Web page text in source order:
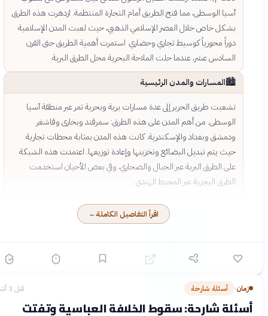
آسيا الوسطى، مما فتح الطريق أمام التجارة المنتظمة. ازدهرت هذه الطرق
بشكل خاص خلال العصر الإسلامي الذهبي، حيث لعبت المدن الإسلامية
دوراً محورياً كوسيط تجاري وحضاري. استمرت أهمية الطريق حتى القرن
السادس عشر، عندما حلت الملاحة البحرية محل الطرق البرية.
المسارات والمدن الرئيسية
تشعبت طريق الحرير إلى عدة مسارات برية وبحرية تمر عبر منطقة آسيا
الوسطى. من أهم المدن على هذه الطرق: سمرقند وبخارى وقاشغر
ودمشق وبغداد والإسكندرية. كانت هذه المدن بمثابة محطات تجارية
حيث يتم تبديل البضائع وتخزينها وإعادة توزيعها. اعتمدت هذه الشبكة
على الطرق البرية عبر الجبال والصحاري، وفي بعض الأحيان استخدمت
الطرق البحرية عبر المحيط الهندي.
اقرأ التفاصيل الكاملة←
زمان› أسئلة شارحة
أسئلة شارحة: سقوط الخلافة العباسية وتفتت